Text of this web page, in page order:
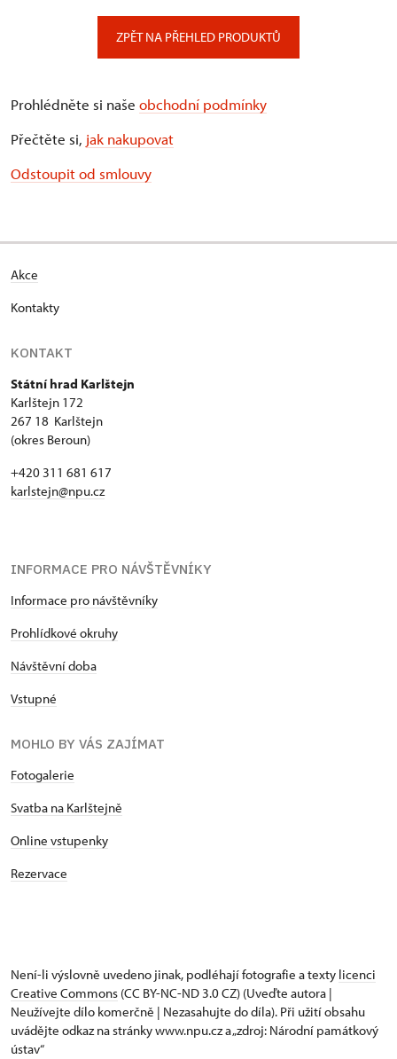
ZPĚT NA PŘEHLED PRODUKTŮ
Prohlédněte si naše obchodní podmínky
Přečtěte si, jak nakupovat
Odstoupit od smlouvy
Akce
Kontakty
KONTAKT
Státní hrad Karlštejn
Karlštejn 172
267 18 Karlštejn
(okres Beroun)
+420 311 681 617
karlstejn@npu.cz
INFORMACE PRO NÁVŠTĚVNÍKY
Informace pro návštěvníky
Prohlídkové okruhy
Návštěvní doba
Vstupné
MOHLO BY VÁS ZAJÍMAT
Fotogalerie
Svatba na Karlštejně
Online vstupenky
Rezervace
Není-li výslovně uvedeno jinak, podléhají fotografie a texty licenci
Creative Commons (CC BY-NC-ND 3.0 CZ) (Uveďte autora |
Neužívejte dílo komerčně | Nezasahujte do díla). Při užití obsahu
uvádějte odkaz na stránky www.npu.cz a „zdroj: Národní památkový
ústav“